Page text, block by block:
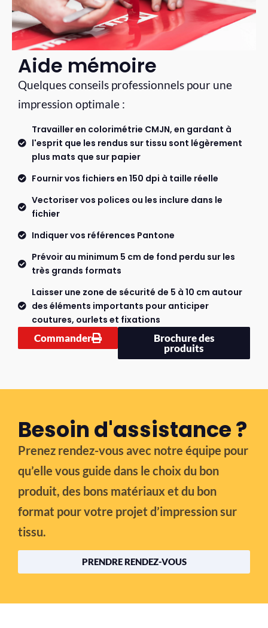
Aide mémoire
Quelques conseils professionnels pour une
impression optimale :
Travailler en colorimétrie CMJN, en gardant à
l'esprit que les rendus sur tissu sont légèrement
plus mats que sur papier
Fournir vos fichiers en 150 dpi à taille réelle
Vectoriser vos polices ou les inclure dans le
fichier
Indiquer vos références Pantone
Prévoir au minimum 5 cm de fond perdu sur les
très grands formats
Laisser une zone de sécurité de 5 à 10 cm autour
des éléments importants pour anticiper
coutures, ourlets et fixations
Commander
Brochure des
produits
Besoin d'assistance ?
Prenez rendez-vous avec notre équipe pour
qu’elle vous guide dans le choix du bon
produit, des bons matériaux et du bon
format pour votre projet d’impression sur
tissu.
PRENDRE RENDEZ-VOUS